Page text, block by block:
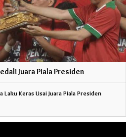
Juara Piala Presiden
Laku Keras Usai Juara Piala Presiden